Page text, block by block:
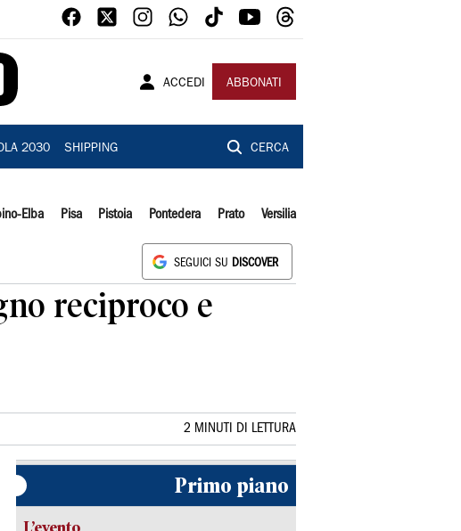
ACCEDI ABBONATI
2030 SHIPPING CERCA
Elba Pisa Pistoia Pontedera Prato Versilia
SEGUICI SU DISCOVER
reciproco e
2 MINUTI DI LETTURA
Primo piano
L’evento